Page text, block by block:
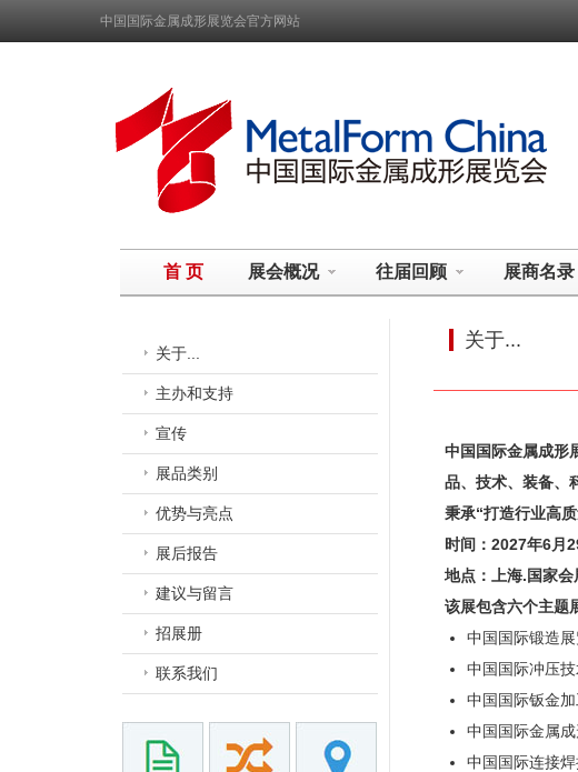
中国国际金属成形展览会官方网站
首 页 展会概况 往届回顾 展商名录
关于...
主办和支持
宣传
展品类别
优势与亮点
展后报告
建议与留言
招展册
联系我们
关于...
中国国际金属成形
品、技术、装备、
秉承“打造行业高
时间：2027年6月
地点：上海.国家会
该展包含六个主题
中国国际锻造
中国国际冲压
中国国际钣金
中国国际金属
中国国际连接